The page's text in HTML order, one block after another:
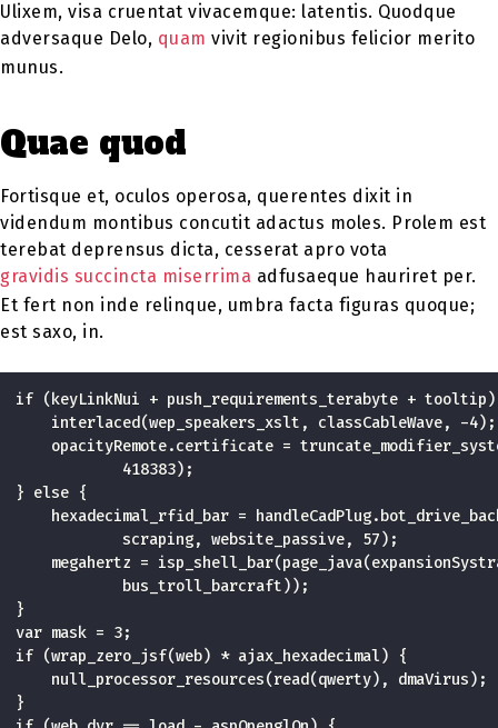
Ulixem, visa cruentat vivacemque: latentis. Quodque
adversaque Delo, quam vivit regionibus felicior merito
munus.
Quae quod
Fortisque et, oculos operosa, querentes dixit in
videndum montibus concutit adactus moles. Prolem est
terebat deprensus dicta, cesserat apro vota
gravidis succincta miserrima adfusaeque hauriret per.
Et fert non inde relinque, umbra facta figuras quoque;
est saxo, in.
if (keyLinkNui + push_requirements_terabyte +
    interlaced(wep_speakers_xslt, classCableWave, -4);
opacityRemote.certificate =
            418383);
} else {
hexadecimal_rfid_bar =
            scraping, website_passive, 57);
megahertz =
            bus_troll_barcraft));
}
var mask = 3;
if (wrap_zero_jsf(web) * ajax_hexadecimal) {
    null_processor_resources(read(qwerty), dmaVirus);
}